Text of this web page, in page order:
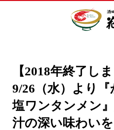
【2018年終了しま
9/26（水）より
塩ワンタンメン
汁の深い味わい